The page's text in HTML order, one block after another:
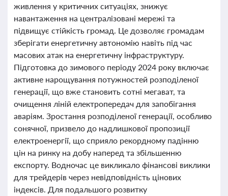
живлення у критичних ситуаціях, знижує
навантаження на централізовані мережі та
підвищує стійкість громад. Це дозволяє громадам
зберігати енергетичну автономію навіть під час
масових атак на енергетичну інфраструктуру.
Підготовка до зимового періоду 2024 року включає
активне нарощування потужностей розподіленої
генерації, що вже становить сотні мегават, та
очищення ліній електропередач для запобігання
аваріям. Зростання розподіленої генерації, особливо
сонячної, призвело до надлишкової пропозиції
електроенергії, що сприяло рекордному падінню
цін на ринку на добу наперед та збільшенню
експорту. Водночас це викликало фінансові виклики
для трейдерів через невідповідність цінових
індексів. Для подальшого розвитку